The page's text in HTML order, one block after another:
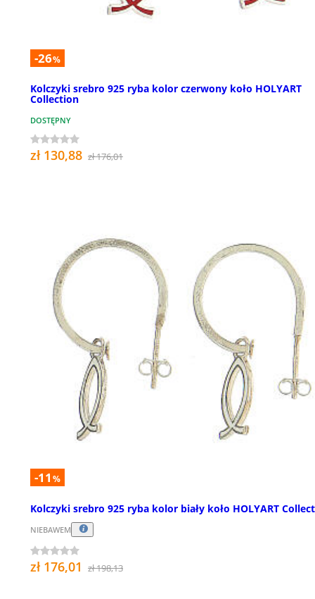
-26%
Kolczyki srebro 925 ryba kolor czerwony koło HOLYART
Collection
DOSTĘPNY
zł 130,88 zł 176,01
-11 %
Kolczyki srebro 925 ryba kolor biały koło HOLYART
NIEBAWEM
zł 176,01 zł 198,13